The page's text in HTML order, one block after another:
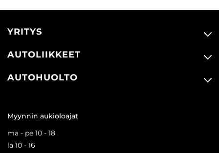
YRITYS
AUTOLIIKKEET
AUTOHUOLTO
Myynnin aukioloajat
ma - pe 10 - 18
la 10 - 16